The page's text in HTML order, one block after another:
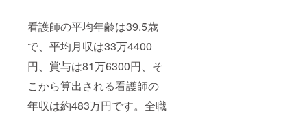
看護師の平均年齢は39.5歳
で、平均月収は33万4400
円、賞与は81万6300円、そ
こから算出される看護師の
年収は約483万円です。全職